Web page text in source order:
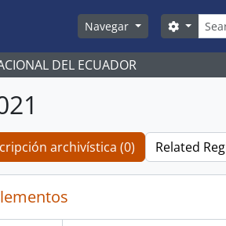
Navegar
Search
DEL ECUADOR
archivística (0) Related